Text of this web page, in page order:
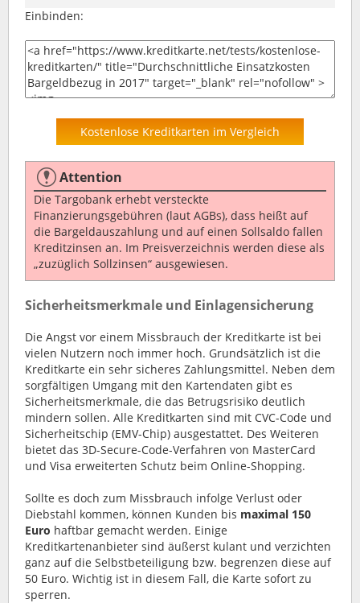
Einbinden:
Kostenlose Kreditkarten im Vergleich
Attention
Die Targobank erhebt versteckte
Finanzierungsgebühren (laut AGBs), dass heißt auf
die Bargeldauszahlung und auf einen Sollsaldo fallen
Kreditzinsen an. Im Preisverzeichnis werden diese als
„zuzüglich Sollzinsen“ ausgewiesen.
Sicherheitsmerkmale und Einlagensicherung
Die Angst vor einem Missbrauch der Kreditkarte ist bei
vielen Nutzern noch immer hoch. Grundsätzlich ist die
Kreditkarte ein sehr sicheres Zahlungsmittel. Neben dem
sorgfältigen Umgang mit den Kartendaten gibt es
Sicherheitsmerkmale, die das Betrugsrisiko deutlich
mindern sollen. Alle Kreditkarten sind mit CVC-Code und
Sicherheitschip (EMV-Chip) ausgestattet. Des Weiteren
bietet das 3D-Secure-Code-Verfahren von MasterCard
und Visa erweiterten Schutz beim Online-Shopping.
Sollte es doch zum Missbrauch infolge Verlust oder
Diebstahl kommen, können Kunden bis maximal 150
Euro haftbar gemacht werden. Einige
Kreditkartenanbieter sind äußerst kulant und verzichten
ganz auf die Selbstbeteiligung bzw. begrenzen diese auf
50 Euro. Wichtig ist in diesem Fall, die Karte sofort zu
sperren.